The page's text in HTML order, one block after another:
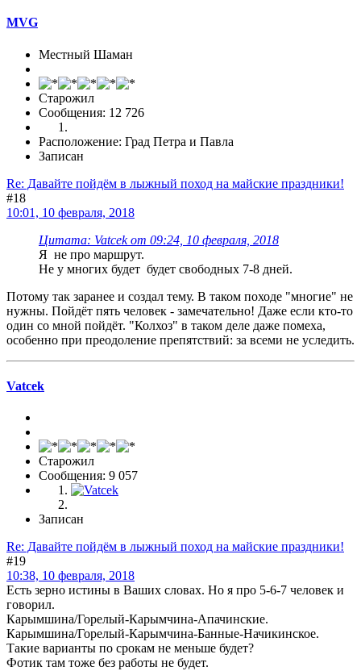
MVG
Местный Шаман
Старожил
Сообщения: 12 726
Расположение: Град Петра и Павла
Записан
Re: Давайте пойдём в лыжный поход на майские праздники!
#18
10:01, 10 февраля, 2018
Цитата: Vatcek от 09:24, 10 февраля, 2018
Я не про маршрут.
Не у многих будет будет свободных 7-8 дней.
Потому так заранее и создал тему. В таком походе "многие" не
нужны. Пойдёт пять человек - замечательно! Даже если кто-то
один со мной пойдёт. "Колхоз" в таком деле даже помеха,
особенно при преодоление препятствий: за всеми не уследить.
Vatcek
Старожил
Сообщения: 9 057
Записан
Re: Давайте пойдём в лыжный поход на майские праздники!
#19
10:38, 10 февраля, 2018
Есть зерно истины в Ваших словах. Но я про 5-6-7 человек и
говорил.
Карымшина/Горелый-Карымчина-Апачинские.
Карымшина/Горелый-Карымчина-Банные-Начикинское.
Такие варианты по срокам не меньше будет?
Фотик там тоже без работы не будет.